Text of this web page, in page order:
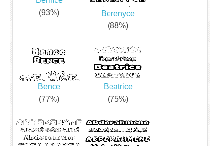
(93%)
Berenyce
(88%)
Bence
(77%)
Beatrice
(75%)